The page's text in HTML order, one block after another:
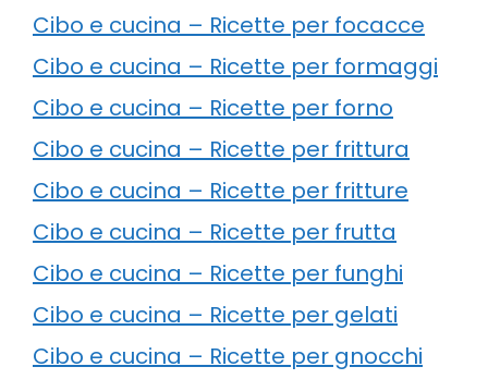
Cibo e cucina – Ricette per focacce
Cibo e cucina – Ricette per formaggi
Cibo e cucina – Ricette per forno
Cibo e cucina – Ricette per frittura
Cibo e cucina – Ricette per fritture
Cibo e cucina – Ricette per frutta
Cibo e cucina – Ricette per funghi
Cibo e cucina – Ricette per gelati
Cibo e cucina – Ricette per gnocchi